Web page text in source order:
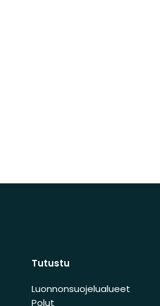
Tutustu
Luonnonsuojelualueet
Polut